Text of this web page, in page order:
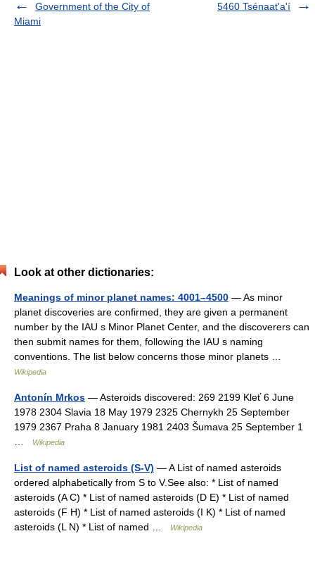
Government of the City of
Miami
5460 Tsénaat'a'í
Look at other dictionaries:
Meanings of minor planet names: 4001–4500 — As minor
planet discoveries are confirmed, they are given a permanent
number by the IAU s Minor Planet Center, and the discoverers can
then submit names for them, following the IAU s naming
conventions. The list below concerns those minor planets …
Wikipedia
Antonín Mrkos — Asteroids discovered: 269 2199 Kleť 6 June
1978 2304 Slavia 18 May 1979 2325 Chernykh 25 September
1979 2367 Praha 8 January 1981 2403 Šumava 25 September 1
Wikipedia
List of named asteroids (S-V) — A List of named asteroids
ordered alphabetically from S to V.See also: * List of named
asteroids (A C) * List of named asteroids (D E) * List of named
asteroids (F H) * List of named asteroids (I K) * List of named
asteroids (L N) * List of named …
Wikipedia